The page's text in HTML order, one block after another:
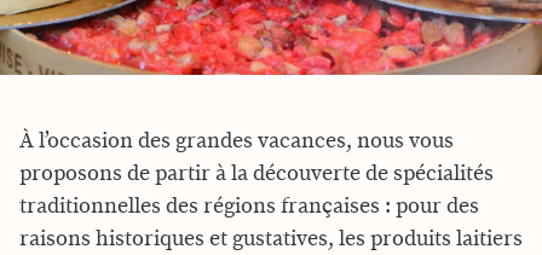
À l’occasion des grandes vacances, nous vous
proposons de partir à la découverte de spécialités
traditionnelles des régions françaises : pour des
raisons historiques et gustatives, les produits laitiers